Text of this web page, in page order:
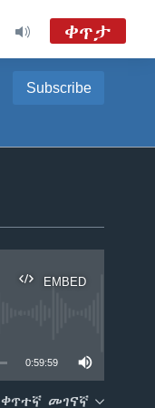
ቀጥታ
Subscribe
EMBED
0:59:59
ቀጥተኛ መገናኛ